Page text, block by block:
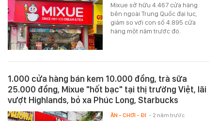
Mixue sở hữu 4.467 cửa hàng
bên ngoài Trung Quốc đại lục,
giảm so với con số 4.895 cửa
hàng một năm trước đó.
1.000 cửa hàng bán kem 10.000 đồng, trà sữa
25.000 đồng, Mixue "hốt bạc" tại thị trường Việt, lãi
vượt Highlands, bỏ xa Phúc Long, Starbucks
ĂN - CHƠI - ĐI - 2 năm trước